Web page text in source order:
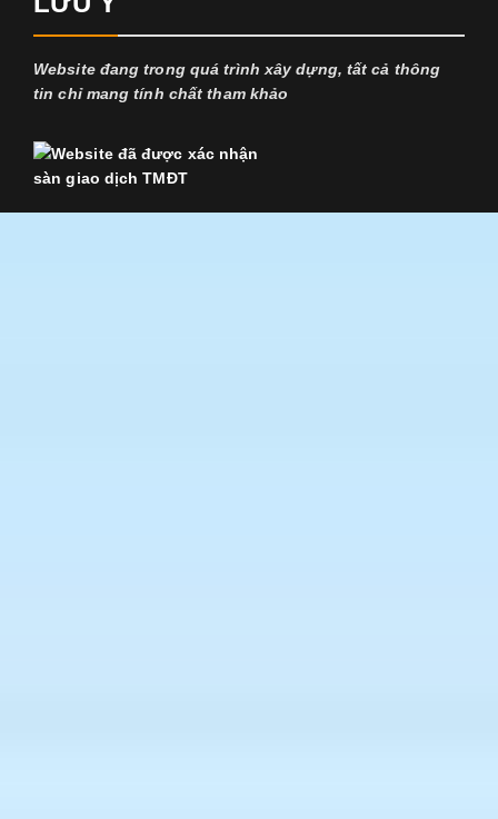
Website đang trong quá trình xây dựng, tất cả thông
tin chỉ mang tính chất tham khảo